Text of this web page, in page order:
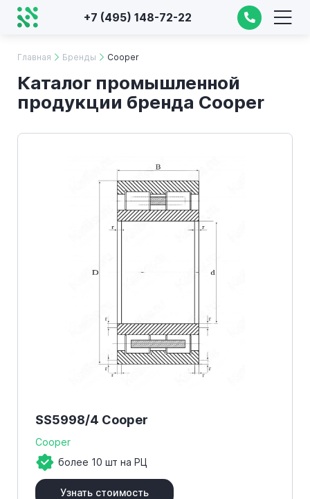
+7 (495) 148-72-22
Главная Бренды Cooper
Каталог промышленной
продукции бренда Cooper
SS5998/4 Cooper
Cooper
более 10 шт на РЦ
Узнать стоимость